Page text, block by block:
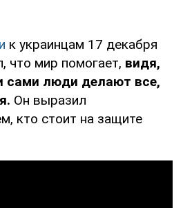
к украинцам 17 декабря
что мир помогает, видя,
сами люди делают все,
Он выразил
кто стоит на защите